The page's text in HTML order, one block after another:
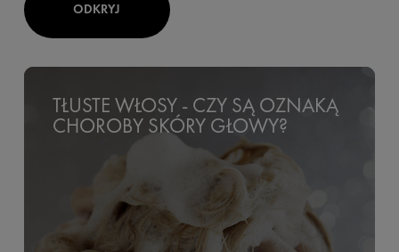
ODKRYJ
TŁUSTE WŁOSY - CZY SĄ OZNAKĄ
CHOROBY SKÓRY GŁOWY?